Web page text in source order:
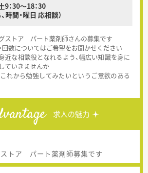
9：30～18：30
、時間・曜日 応相談）
ストア パート薬剤師さんの募集です
回数についてはご希望をお聞かせください
な相談役となれるよう、幅広い知識を身に
ていきませんか
から勉強してみたいというご意欲のある
求人の魅力
トア パート薬剤師募集です